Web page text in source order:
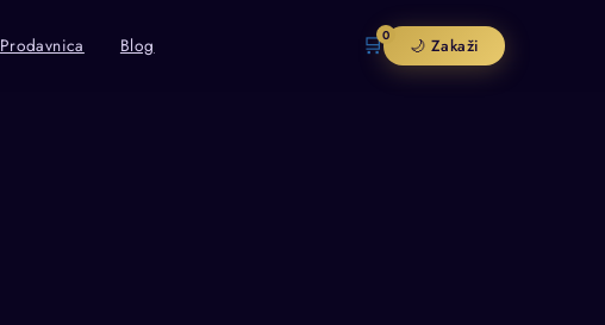
Prodavnica Blog 🛒0 🌙 Zakaži